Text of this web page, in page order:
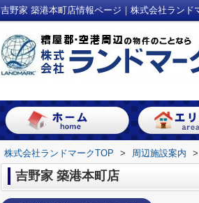
吉野家 築港本町店情報ページ｜株式会社ランド
株式会社ランドマークTOP > 周辺施設案内 >
吉野家 築港本町店